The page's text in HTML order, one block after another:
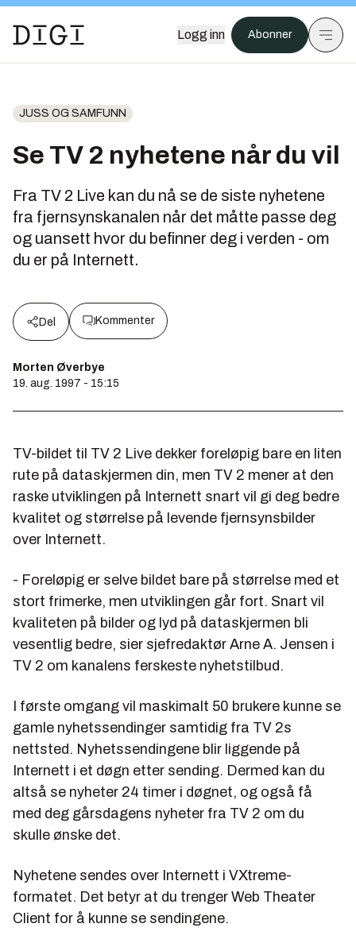
Logg inn Abonner
JUSS OG SAMFUNN
Se TV 2 nyhetene når du vil
Fra TV 2 Live kan du nå se de siste nyhetene
fra fjernsynskanalen når det måtte passe deg
og uansett hvor du befinner deg i verden - om
du er på Internett.
Del Kommenter
Morten Øverbye
19. aug. 1997 - 15:15
TV-bildet til TV 2 Live dekker foreløpig bare en liten
rute på dataskjermen din, men TV 2 mener at den
raske utviklingen på Internett snart vil gi deg bedre
kvalitet og størrelse på levende fjernsynsbilder
over Internett.
- Foreløpig er selve bildet bare på størrelse med et
stort frimerke, men utviklingen går fort. Snart vil
kvaliteten på bilder og lyd på dataskjermen bli
vesentlig bedre, sier sjefredaktør Arne A. Jensen i
TV 2 om kanalens ferskeste nyhetstilbud.
I første omgang vil maskimalt 50 brukere kunne se
gamle nyhetssendinger samtidig fra TV 2s
nettsted. Nyhetssendingene blir liggende på
Internett i et døgn etter sending. Dermed kan du
altså se nyheter 24 timer i døgnet, og også få
med deg gårsdagens nyheter fra TV 2 om du
skulle ønske det.
Nyhetene sendes over Internett i VXtreme-
formatet. Det betyr at du trenger Web Theater
Client for å kunne se sendingene.